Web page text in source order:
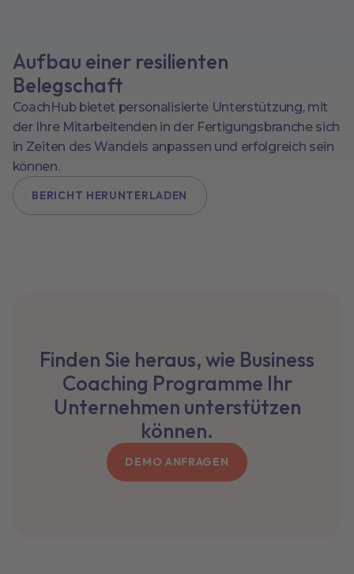
Aufbau einer resilienten
Belegschaft
CoachHub bietet personalisierte Unterstützung, mit
der Ihre Mitarbeitenden in der Fertigungsbranche sich
in Zeiten des Wandels anpassen und erfolgreich sein
können.
BERICHT HERUNTERLADEN
Finden Sie heraus, wie Business
Coaching Programme Ihr
Unternehmen unterstützen
können.
DEMO ANFRAGEN